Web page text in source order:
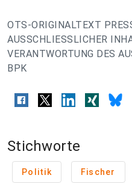
OTS-ORIGINALTEXT
AUSSCHLIESSLICHER
VERANTWORTUNG DES
BPK
Stichworte
Politik Fischer